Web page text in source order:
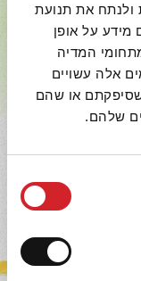
ולנתח את תנועת
על אופן
המדיה
אלה עשויים
או שהם
שלהם.
רוצים טיפים
במוצרים